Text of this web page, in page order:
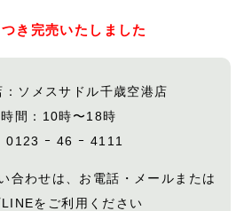
き完売いたしました
：ソメスサドル千歳空港店
間：10時〜18時
ｰ 46 ｰ 4111
合わせは、お電話・メールまたは
をご利用ください